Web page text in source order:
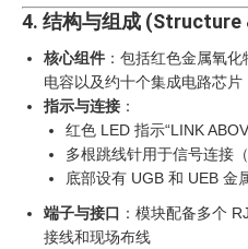
4. 结构与组成
核心组件 ：包括红色金属氧
电容以及约十个集成电路芯片
指示与连接 ：
红色 LED 指示“LINK
多根跳线针用于信号连接
底部设有 UGB 和 UEB 金
端子与接口 ：模块配备多个
接线和现场布线